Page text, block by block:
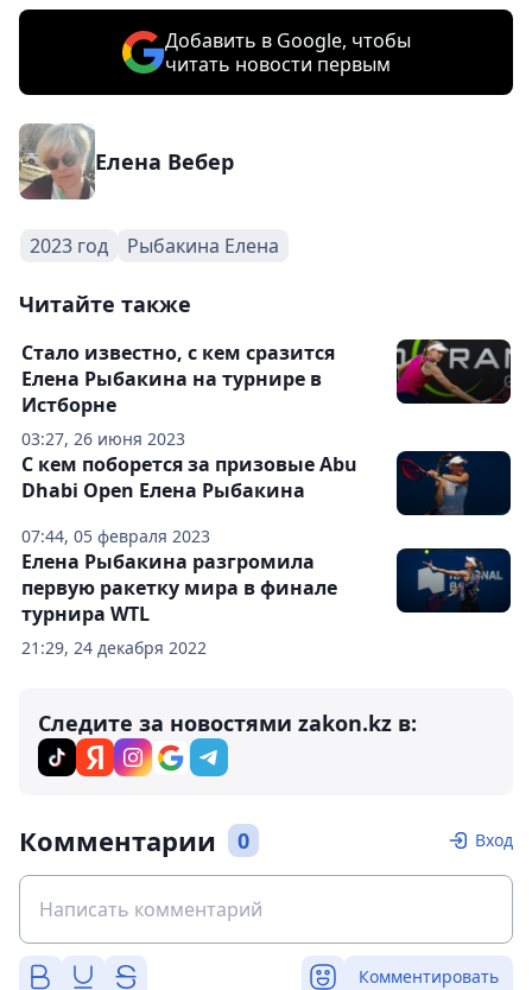
Добавить в Google, чтобы
читать новости первым
Елена Вебер
2023 год Рыбакина Елена
Читайте также
03:27, 26 июня 2023
Стало известно, с кем сразится
Елена Рыбакина на турнире в
Истборне
07:44, 05 февраля 2023
С кем поборется за призовые Abu
Dhabi Open Елена Рыбакина
21:29, 24 декабря 2022
Елена Рыбакина разгромила
первую ракетку мира в финале
турнира WTL
Следите за новостями zakon.kz в:
Комментарии 0 Вход
Комментировать